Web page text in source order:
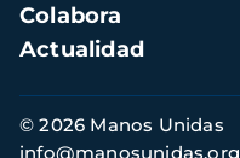
Colabora
Actualidad
Información
de
© 2026 Manos Unidas
info@manosunidas.org